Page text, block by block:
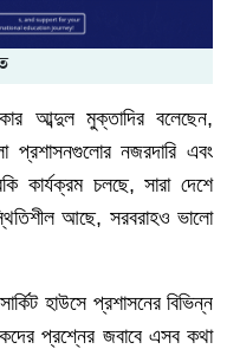
আব্দুল মুক্তাদির বলেছেন,
প্রশাসনগুলোর নজরদারি এবং
কার্যক্রম চলছে,সারা দেশে
আছে, সরবরাহও ভালো
সার্কিট হাউসে প্রশাসনের বিভিন্ন
প্রশ্নের জবাবে এসব কথা